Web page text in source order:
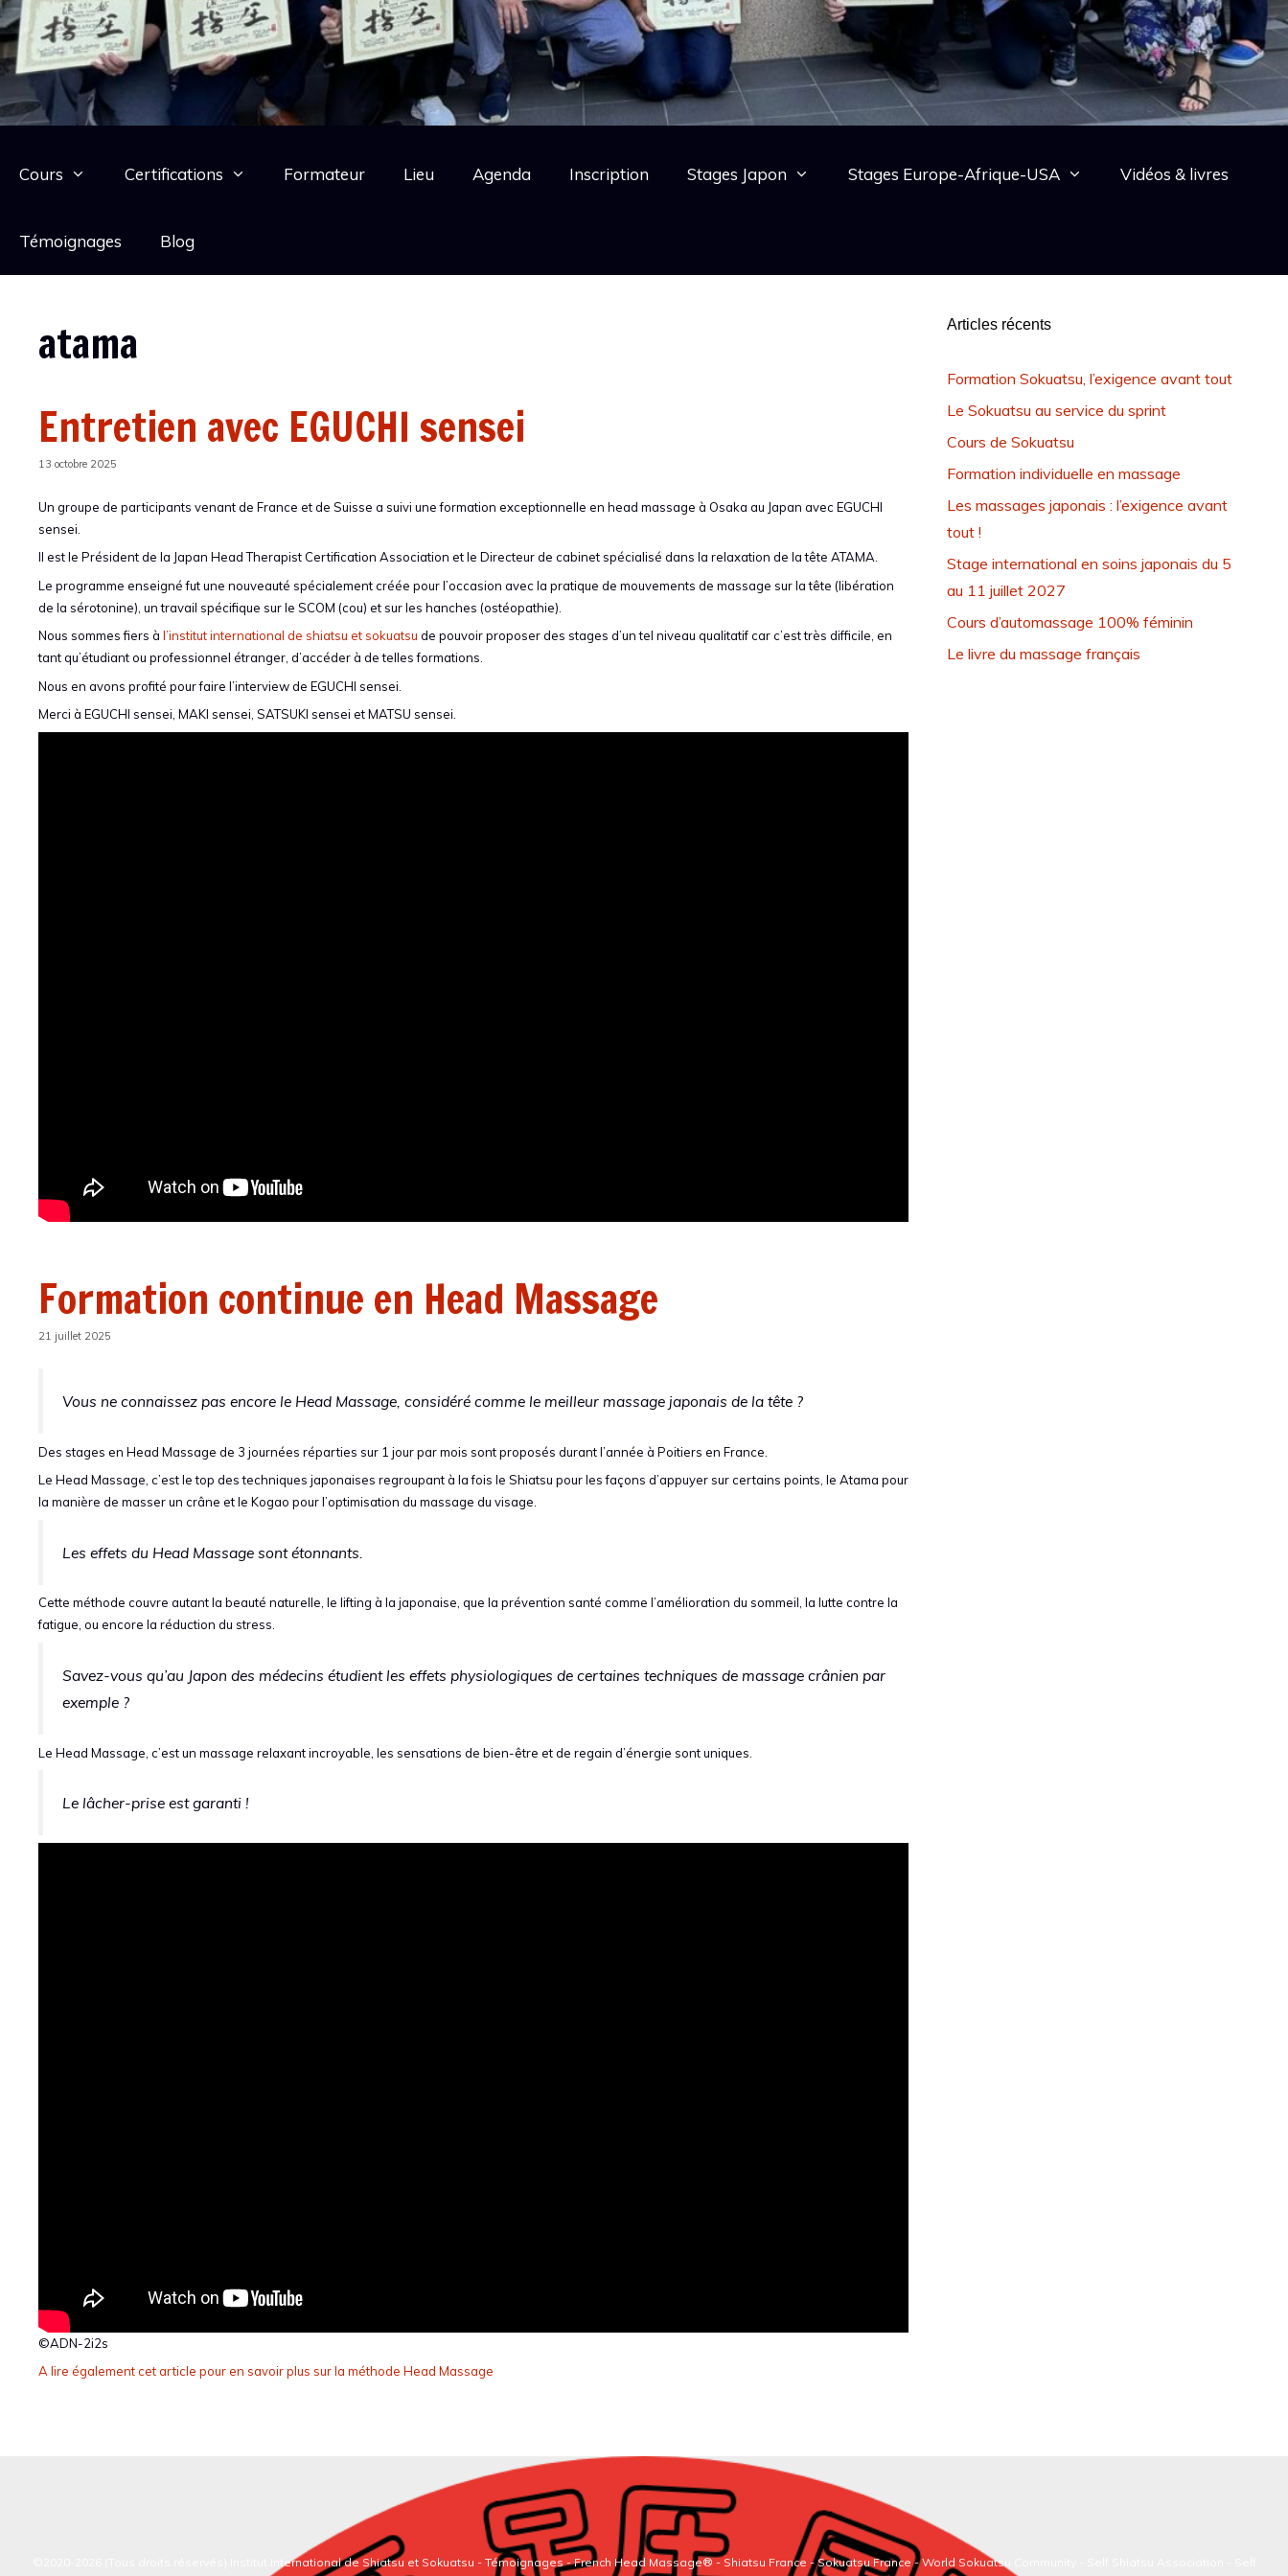
Cours Certifications Formateur Lieu Agenda Inscription Stages Japon Stages Europe-Afrique-USA Vidéos & livres
Témoignages Blog
atama
Entretien avec EGUCHI sensei
13 octobre 2025
Un groupe de participants venant de France et de Suisse a suivi une formation exceptionnelle en head massage à Osaka au Japan avec EGUCHI
sensei.
Il est le Président de la Japan Head Therapist Certification Association et le Directeur de cabinet spécialisé dans la relaxation de la tête ATAMA.
Le programme enseigné fut une nouveauté spécialement créée pour l’occasion avec la pratique de mouvements de massage sur la tête (libération
de la sérotonine), un travail spécifique sur le SCOM (cou) et sur les hanches (ostéopathie).
Nous sommes fiers à l’institut international de shiatsu et sokuatsu de pouvoir proposer des stages d’un tel niveau qualitatif car c’est très difficile, en
tant qu’étudiant ou professionnel étranger, d’accéder à de telles formations.
Nous en avons profité pour faire l’interview de EGUCHI sensei.
Merci à EGUCHI sensei, MAKI sensei, SATSUKI sensei et MATSU sensei.
Formation continue en Head Massage
21 juillet 2025
Vous ne connaissez pas encore le Head Massage, considéré comme le meilleur massage japonais de la tête ?
Des stages en Head Massage de 3 journées réparties sur 1 jour par mois sont proposés durant l’année à Poitiers en France.
Le Head Massage, c’est le top des techniques japonaises regroupant à la fois le Shiatsu pour les façons d’appuyer sur certains points, le Atama pour
la manière de masser un crâne et le Kogao pour l’optimisation du massage du visage.
Les effets du Head Massage sont étonnants.
Cette méthode couvre autant la beauté naturelle, le lifting à la japonaise, que la prévention santé comme l’amélioration du sommeil, la lutte contre la
fatigue, ou encore la réduction du stress.
Savez-vous qu’au Japon des médecins étudient les effets physiologiques de certaines techniques de massage crânien par
exemple ?
Le Head Massage, c’est un massage relaxant incroyable, les sensations de bien-être et de regain d’énergie sont uniques.
Le lâcher-prise est garanti !
©ADN-2i2s
A lire également cet article pour en savoir plus sur la méthode Head Massage
Articles récents
Formation Sokuatsu, l’exigence avant tout
Le Sokuatsu au service du sprint
Cours de Sokuatsu
Formation individuelle en massage
Les massages japonais : l’exigence avant
tout !
Stage international en soins japonais du 5
au 11 juillet 2027
Cours d’automassage 100% féminin
Le livre du massage français
Institut International de Shiatsu et Sokuatsu - Témoignages-French Head Massage®-Shiatsu France -Sokuatsu France-World Sokuatsu Community